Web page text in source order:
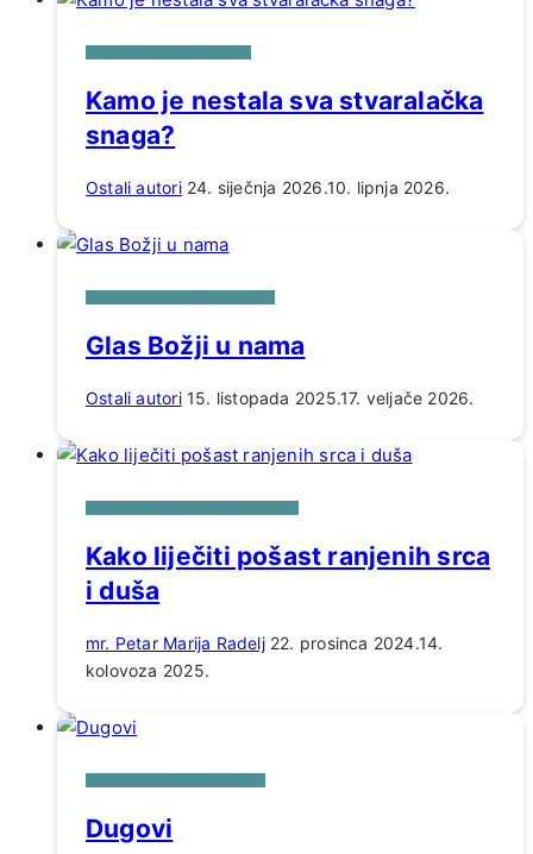
Kamo je nestala sva stvaralačka
snaga?
Ostali autori 24. siječnja 2026.10. lipnja 2026.
Glas Božji u nama
Ostali autori 15. listopada 2025.17. veljače 2026.
Kako liječiti pošast ranjenih srca
i duša
mr. Petar Marija Radelj 22. prosinca 2024.14.
kolovoza 2025.
Dugovi